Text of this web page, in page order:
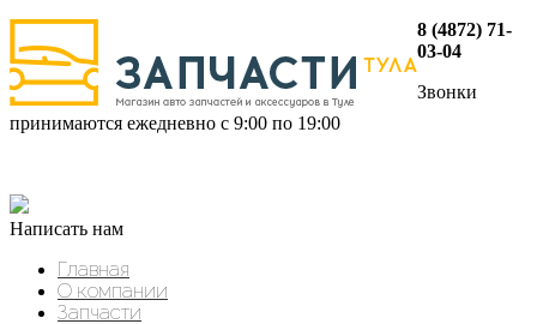
8 (4872) 71-
03-04
Звонки
принимаются ежедневно с 9:00 по 19:00
Написать нам
Главная
О компании
Запчасти